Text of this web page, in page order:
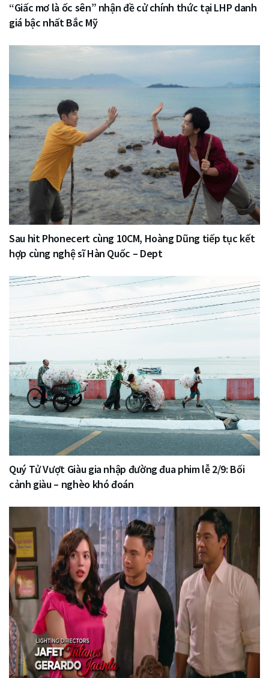
“Giấc mơ là ốc sên” nhận đề cử chính thức tại LHP danh
giá bậc nhất Bắc Mỹ
Sau hit Phonecert cùng 10CM, Hoàng Dũng tiếp tục kết
hợp cùng nghệ sĩ Hàn Quốc – Dept
Quý Tử Vượt Giàu gia nhập đường đua phim lễ 2/9: Bối
cảnh giàu – nghèo khó đoán